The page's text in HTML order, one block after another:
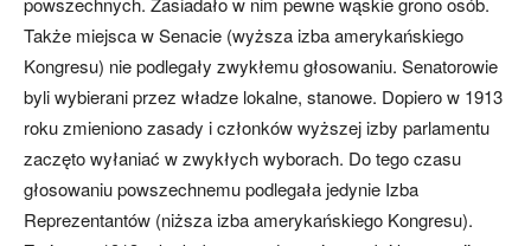
Także miejsca w Senacie (wyższa izba amerykańskiego
Kongresu) nie podlegały zwykłemu głosowaniu. Senatorowie
byli wybierani przez władze lokalne, stanowe. Dopiero w 1913
roku zmieniono zasady i członków wyższej izby parlamentu
zaczęto wyłaniać w zwykłych wyborach. Do tego czasu
głosowaniu powszechnemu podlegała jedynie Izba
Reprezentantów (niższa izba amerykańskiego Kongresu).